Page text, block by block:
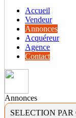
Accueil
Vendeur
Annonces
Acquéreur
Agence
Contact
Annonces
SELECTION PAR